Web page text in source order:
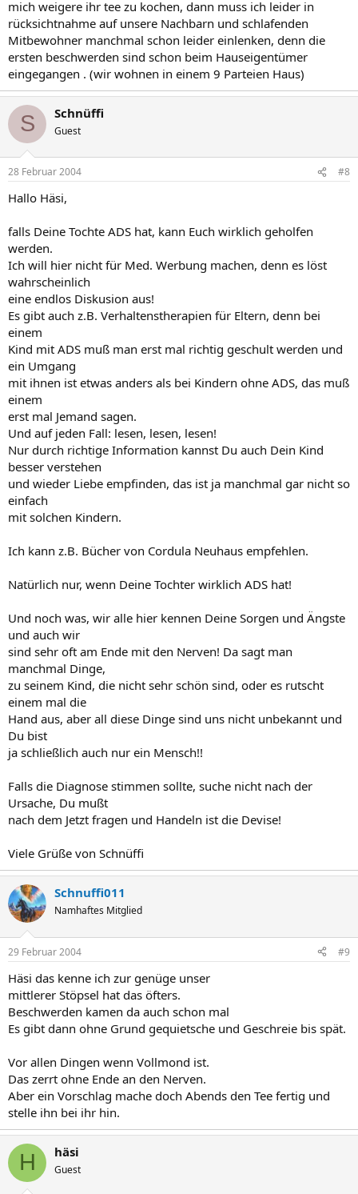
mich weigere ihr tee zu kochen, dann muss ich leider in
rücksichtnahme auf unsere Nachbarn und schlafenden
Mitbewohner manchmal schon leider einlenken, denn die
ersten beschwerden sind schon beim Hauseigentümer
eingegangen . (wir wohnen in einem 9 Parteien Haus)
S Schnüffi
Guest
28 Februar 2004 #8
Hallo Häsi,
falls Deine Tochte ADS hat, kann Euch wirklich geholfen
werden.
Ich will hier nicht für Med. Werbung machen, denn es löst
wahrscheinlich
eine endlos Diskusion aus!
Es gibt auch z.B. Verhaltenstherapien für Eltern, denn bei
einem
Kind mit ADS muß man erst mal richtig geschult werden und
ein Umgang
mit ihnen ist etwas anders als bei Kindern ohne ADS, das muß
einem
erst mal Jemand sagen.
Und auf jeden Fall: lesen, lesen, lesen!
Nur durch richtige Information kannst Du auch Dein Kind
besser verstehen
und wieder Liebe empfinden, das ist ja manchmal gar nicht so
einfach
mit solchen Kindern.
Ich kann z.B. Bücher von Cordula Neuhaus empfehlen.
Natürlich nur, wenn Deine Tochter wirklich ADS hat!
Und noch was, wir alle hier kennen Deine Sorgen und Ängste
und auch wir
sind sehr oft am Ende mit den Nerven! Da sagt man
manchmal Dinge,
zu seinem Kind, die nicht sehr schön sind, oder es rutscht
einem mal die
Hand aus, aber all diese Dinge sind uns nicht unbekannt und
Du bist
ja schließlich auch nur ein Mensch!!
Falls die Diagnose stimmen sollte, suche nicht nach der
Ursache, Du mußt
nach dem Jetzt fragen und Handeln ist die Devise!
Viele Grüße von Schnüffi
Schnuffi011
Namhaftes Mitglied
29 Februar 2004 #9
Häsi das kenne ich zur genüge unser
mittlerer Stöpsel hat das öfters.
Beschwerden kamen da auch schon mal
Es gibt dann ohne Grund gequietsche und Geschreie bis spät.
Vor allen Dingen wenn Vollmond ist.
Das zerrt ohne Ende an den Nerven.
Aber ein Vorschlag mache doch Abends den Tee fertig und
stelle ihn bei ihr hin.
H häsi
Guest